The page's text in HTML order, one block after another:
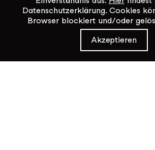
Kontaktformular
Datenschutzerklärung. Cookies
Browser blockiert und/oder
Akzeptieren